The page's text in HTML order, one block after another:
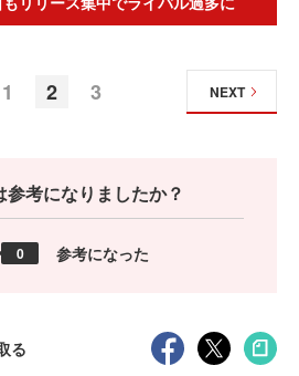
1 2 3 NEXT
参考になりましたか？
0 参考になった
る